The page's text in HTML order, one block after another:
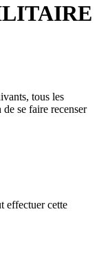
tous les
se faire recenser
effectuer cette